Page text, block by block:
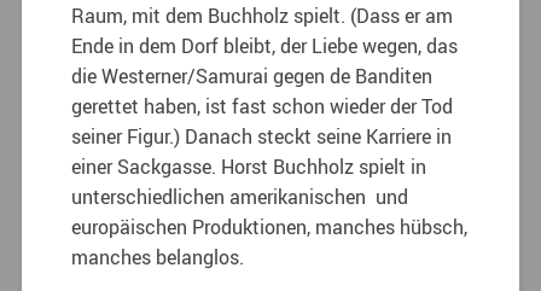
Raum, mit dem Buchholz spielt. (Dass er am
Ende in dem Dorf bleibt, der Liebe wegen, das
die Westerner/Samurai gegen de Banditen
gerettet haben, ist fast schon wieder der Tod
seiner Figur.) Danach steckt seine Karriere in
einer Sackgasse. Horst Buchholz spielt in
unterschiedlichen amerikanischen und
europäischen Produktionen, manches hübsch,
manches belanglos.